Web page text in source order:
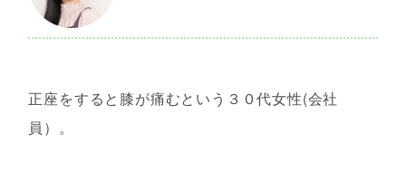
正座をすると膝が痛むという３０代女性(会社
員）。